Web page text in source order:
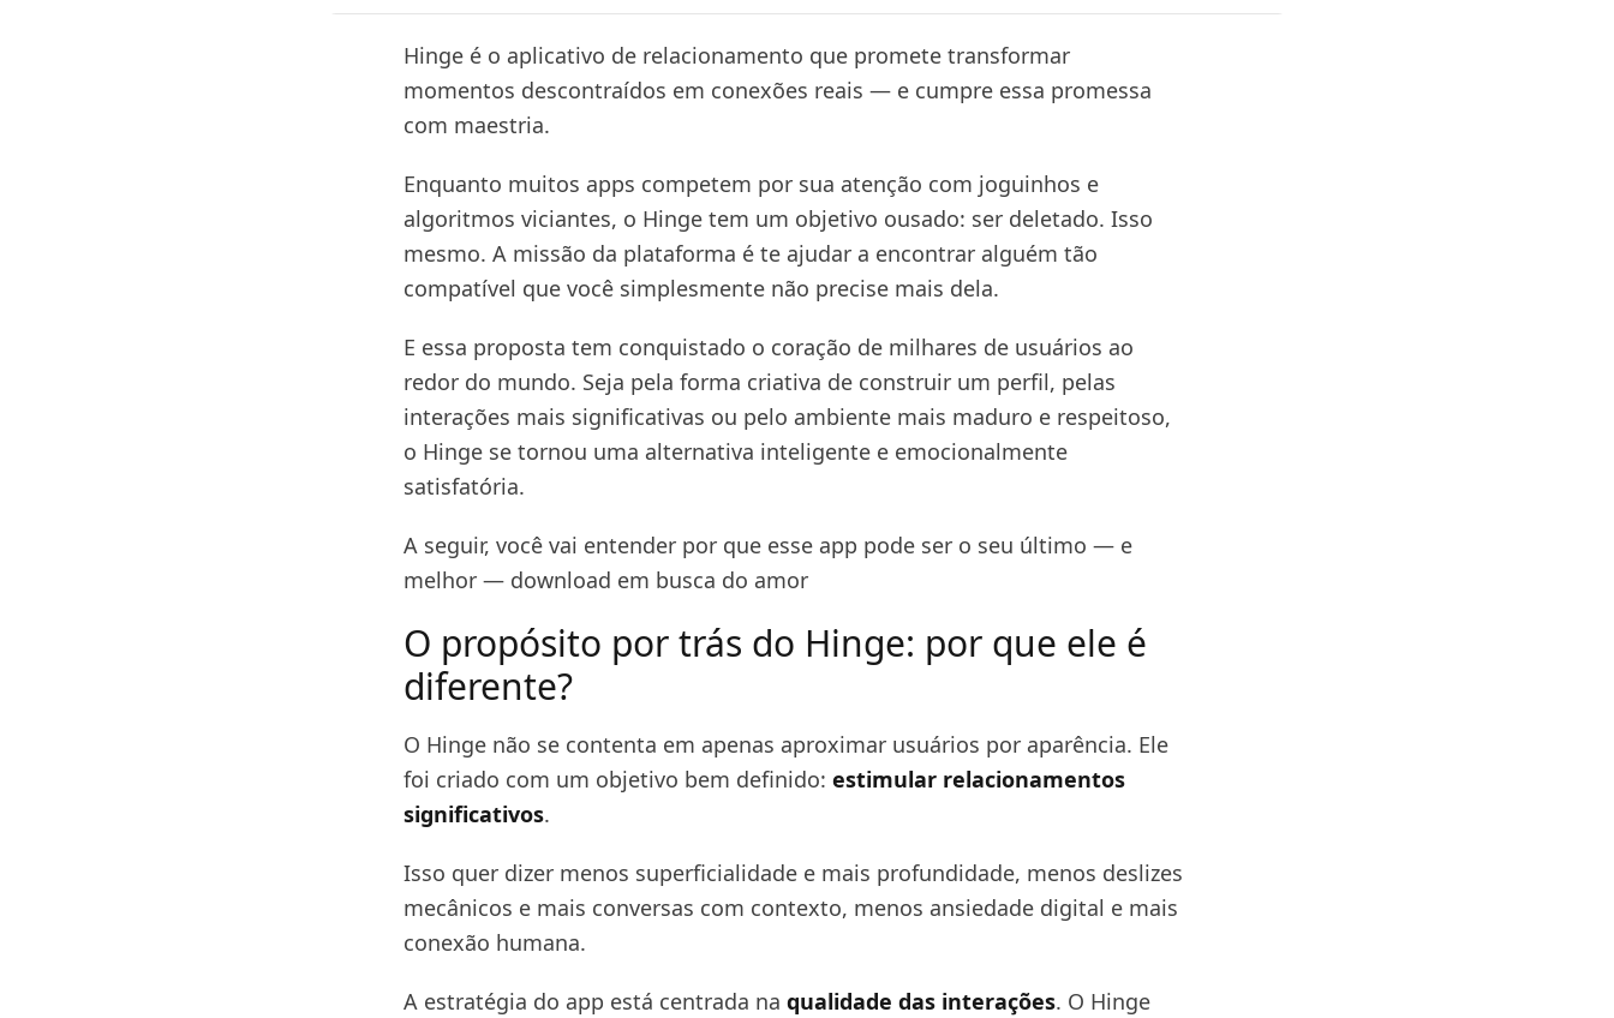
Hinge é o aplicativo de relacionamento que promete transformar
momentos descontraídos em conexões reais — e cumpre essa promessa
com maestria.
Enquanto muitos apps competem por sua atenção com joguinhos e
algoritmos viciantes, o Hinge tem um objetivo ousado: ser deletado. Isso
mesmo. A missão da plataforma é te ajudar a encontrar alguém tão
compatível que você simplesmente não precise mais dela.
E essa proposta tem conquistado o coração de milhares de usuários ao
redor do mundo. Seja pela forma criativa de construir um perfil, pelas
interações mais significativas ou pelo ambiente mais maduro e respeitoso,
o Hinge se tornou uma alternativa inteligente e emocionalmente
satisfatória.
A seguir, você vai entender por que esse app pode ser o seu último — e
melhor — download em busca do amor
O propósito por trás do Hinge: por que ele é
diferente?
O Hinge não se contenta em apenas aproximar usuários por aparência. Ele
foi criado com um objetivo bem definido: estimular relacionamentos
significativos.
Isso quer dizer menos superficialidade e mais profundidade, menos deslizes
mecânicos e mais conversas com contexto, menos ansiedade digital e mais
conexão humana.
A estratégia do app está centrada na qualidade das interações. O Hinge